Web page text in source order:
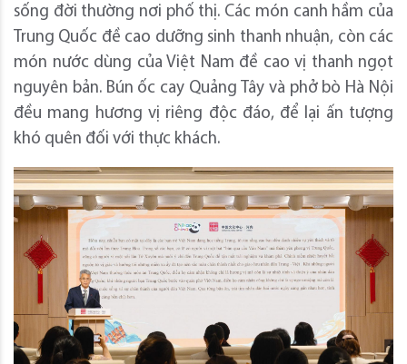
sống đời thường nơi phố thị. Các món canh hầm của
Trung Quốc đề cao dưỡng sinh thanh nhuận, còn các
món nước dùng của Việt Nam đề cao vị thanh ngọt
nguyên bản. Bún ốc cay Quảng Tây và phở bò Hà Nội
đều mang hương vị riêng độc đáo, để lại ấn tượng
khó quên đối với thực khách.